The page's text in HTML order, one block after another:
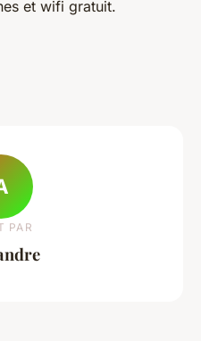
et wifi gratuit.
PAR